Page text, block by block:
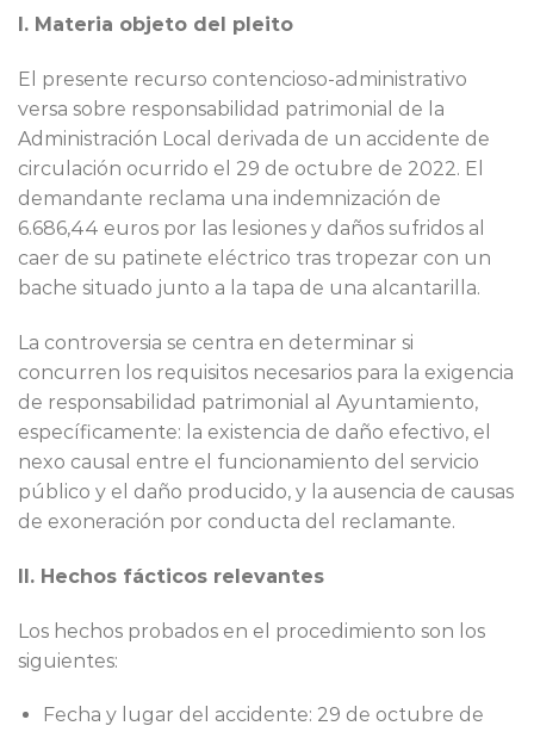
I. Materia objeto del pleito
El presente recurso contencioso-administrativo
versa sobre responsabilidad patrimonial de la
Administración Local derivada de un accidente de
circulación ocurrido el 29 de octubre de 2022. El
demandante reclama una indemnización de
6.686,44 euros por las lesiones y daños sufridos al
caer de su patinete eléctrico tras tropezar con un
bache situado junto a la tapa de una alcantarilla.
La controversia se centra en determinar si
concurren los requisitos necesarios para la exigencia
de responsabilidad patrimonial al Ayuntamiento,
específicamente: la existencia de daño efectivo, el
nexo causal entre el funcionamiento del servicio
público y el daño producido, y la ausencia de causas
de exoneración por conducta del reclamante.
II. Hechos fácticos relevantes
Los hechos probados en el procedimiento son los
siguientes:
Fecha y lugar del accidente: 29 de octubre de